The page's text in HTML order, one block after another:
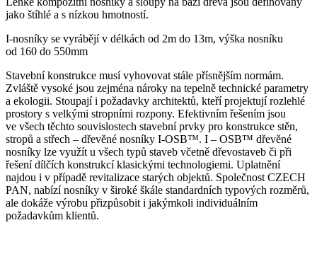
jako štíhlé a s nízkou hmotností.
I-nosníky se vyrábějí v délkách od 2m do 13m, výška nosníku
od 160 do 550mm
Stavební konstrukce musí vyhovovat stále přísnějším normám.
Zvláště vysoké jsou zejména nároky na tepelně technické parametry
a ekologii. Stoupají i požadavky architektů, kteří projektují rozlehlé
prostory s velkými stropními rozpony. Efektivním řešením jsou
ve všech těchto souvislostech stavební prvky pro konstrukce stěn,
stropů a střech – dřevěné nosníky I-OSB™. I – OSB™ dřevěné
nosníky lze využít u všech typů staveb včetně dřevostaveb či při
řešení dílčích konstrukcí klasickými technologiemi. Uplatnění
najdou i v případě revitalizace starých objektů. Společnost CZECH
PAN, nabízí nosníky v široké škále standardních typových rozměrů,
ale dokáže výrobu přizpůsobit i jakýmkoli individuálním
požadavkům klientů.